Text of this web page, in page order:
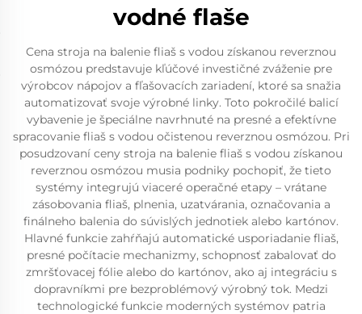
vodné flaše
Cena stroja na balenie fliaš s vodou získanou reverznou
osmózou predstavuje kľúčové investičné zváženie pre
výrobcov nápojov a fľašovacích zariadení, ktoré sa snažia
automatizovať svoje výrobné linky. Toto pokročilé balicí
vybavenie je špeciálne navrhnuté na presné a efektívne
spracovanie fliaš s vodou očistenou reverznou osmózou. Pri
posudzovaní ceny stroja na balenie fliaš s vodou získanou
reverznou osmózou musia podniky pochopiť, že tieto
systémy integrujú viaceré operačné etapy – vrátane
zásobovania fliaš, plnenia, uzatvárania, označovania a
finálneho balenia do súvislých jednotiek alebo kartónov.
Hlavné funkcie zahŕňajú automatické usporiadanie fliaš,
presné počítacie mechanizmy, schopnosť zabalovať do
zmršťovacej fólie alebo do kartónov, ako aj integráciu s
dopravníkmi pre bezproblémový výrobný tok. Medzi
technologické funkcie moderných systémov patria